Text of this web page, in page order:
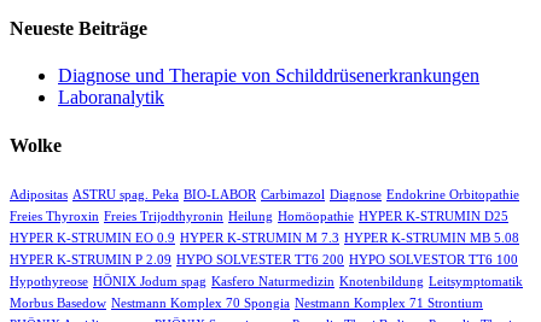
Neueste Beiträge
Diagnose und Therapie von Schilddrüsenerkrankungen
Laboranalytik
Wolke
Adipositas ASTRU spag. Peka BIO-LABOR Carbimazol Diagnose Endokrine Orbitopathie
Freies Thyroxin Freies Trijodthyronin Heilung Homöopathie HYPER K-STRUMIN D25
HYPER K-STRUMIN EO 0.9 HYPER K-STRUMIN M 7.3 HYPER K-STRUMIN MB 5.08
HYPER K-STRUMIN P 2.09 HYPO SOLVESTER TT6 200 HYPO SOLVESTOR TT6 100
Hypothyreose HÖNIX Jodum spag Kasfero Naturmedizin Knotenbildung Leitsymptomatik
Morbus Basedow Nestmann Komplex 70 Spongia Nestmann Komplex 71 Strontium